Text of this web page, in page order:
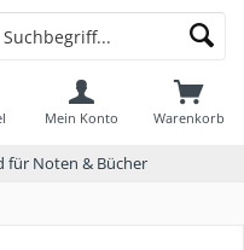
für Noten & Bücher
Warenkorb
Mein Konto